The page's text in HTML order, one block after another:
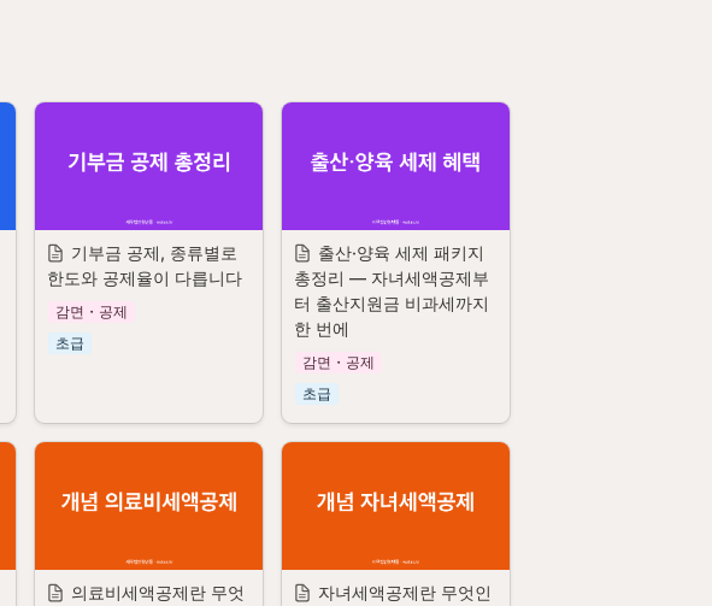
기부금 공제, 종류별로
한도와 공제율이 다릅니다
감면・공제
초급
출산·양육 세제 패키지
총정리 — 자녀세액공제부
터 출산지원금 비과세까지
한 번에
감면・공제
초급
의료비세액공제란 무엇
자녀세액공제란 무엇인